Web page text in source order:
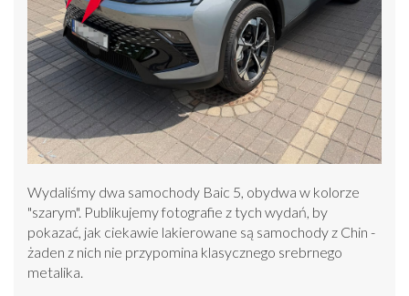
Wydaliśmy dwa samochody Baic 5, obydwa w kolorze
"szarym". Publikujemy fotografie z tych wydań, by
pokazać, jak ciekawie lakierowane są samochody z Chin -
żaden z nich nie przypomina klasycznego srebrnego
metalika.